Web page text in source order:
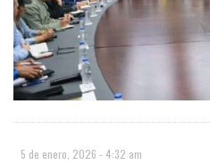
5 de enero, 2026 - 4:32 am